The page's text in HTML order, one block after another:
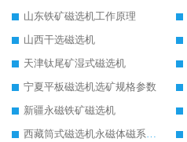
山东铁矿磁选机工作原理
山西干选磁选机
天津钛尾矿湿式磁选机
宁夏平板磁选机选矿规格参数
新疆永磁铁矿磁选机
西藏筒式磁选机永磁体磁系设计